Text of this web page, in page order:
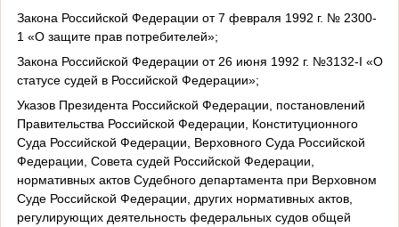
Закона Российской Федерации от 7 февраля 1992 г. № 2300-
1 «О защите прав потребителей»;
Закона Российской Федерации от 26 июня 1992 г. №3132-I «О
статусе судей в Российской Федерации»;
Указов Президента Российской Федерации, постановлений
Правительства Российской Федерации, Конституционного
Суда Российской Федерации, Верховного Суда Российской
Федерации, Совета судей Российской Федерации,
нормативных актов Судебного департамента при Верховном
Суде Российской Федерации, других нормативных актов,
регулирующих деятельность федеральных судов общей